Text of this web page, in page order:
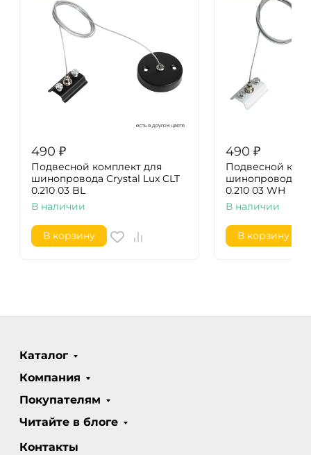
490 ₽
Подвесной комплект для
шинопровода Crystal Lux CLT
0.210 03 BL
В наличии
В корзину
490 ₽
Подвесной
шинопровода
0.210 03 WH
В наличии
В корзину
Каталог
Компания
Покупателям
Читайте в блоге
Контакты